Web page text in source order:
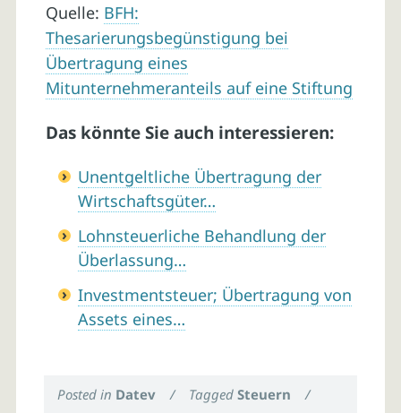
Quelle: BFH:
Thesarierungsbegünstigung bei
Übertragung eines
Mitunternehmeranteils auf eine Stiftung
Das könnte Sie auch interessieren:
Unentgeltliche Übertragung der
Wirtschaftsgüter…
Lohnsteuerliche Behandlung der
Überlassung…
Investmentsteuer; Übertragung von
Assets eines…
Posted in Datev / TaggedSteuern /